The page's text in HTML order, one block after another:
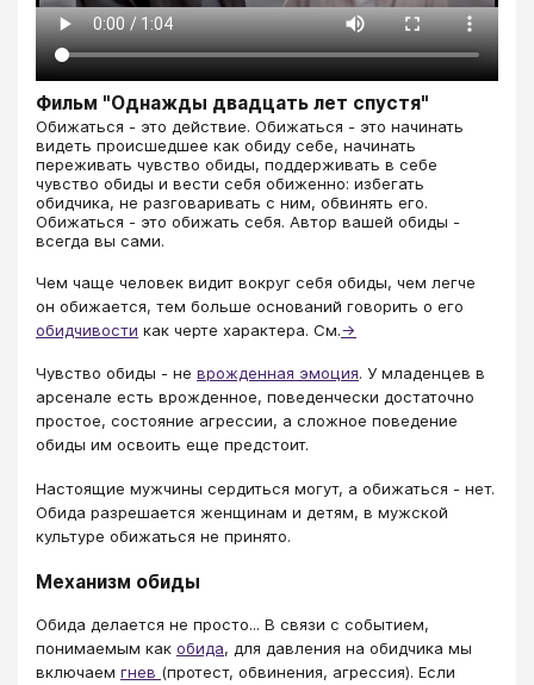
Фильм "Однажды двадцать лет спустя"
​​​​​​​Обижаться - это действие. Обижаться - это начинать
видеть происшедшее как обиду себе, начинать
переживать чувство обиды, поддерживать в себе
чувство обиды и вести себя обиженно: избегать
обидчика, не разговаривать с ним, обвинять его.
Обижаться - это обижать себя. Автор вашей обиды -
всегда вы сами.
Чем чаще человек видит вокруг себя обиды, чем легче
он обижается, тем больше оснований говорить о его
обидчивости как черте характера. См.→
Чувство обиды - не врожденная эмоция. У младенцев в
арсенале есть врожденное, поведенчески достаточно
простое, состояние агрессии, а сложное поведение
обиды им освоить еще предстоит.
Настоящие мужчины сердиться могут, а обижаться - нет.
Обида разрешается женщинам и детям, в мужской
культуре обижаться не принято.
Механизм обиды
Обида делается не просто... В связи с событием,
понимаемым как обида, для давления на обидчика мы
включаем гнев (протест, обвинения, агрессия). Если